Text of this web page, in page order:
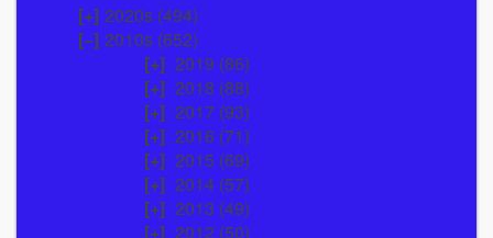
2020s (494)
2010s (652)
2019 (86)
2018 (88)
2017 (93)
2016 (71)
2015 (69)
2014 (57)
2013 (49)
2012 (50)